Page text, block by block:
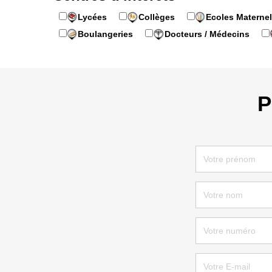
Lycées Collèges
Ecoles
Boulangeries
Docteurs / Médecins